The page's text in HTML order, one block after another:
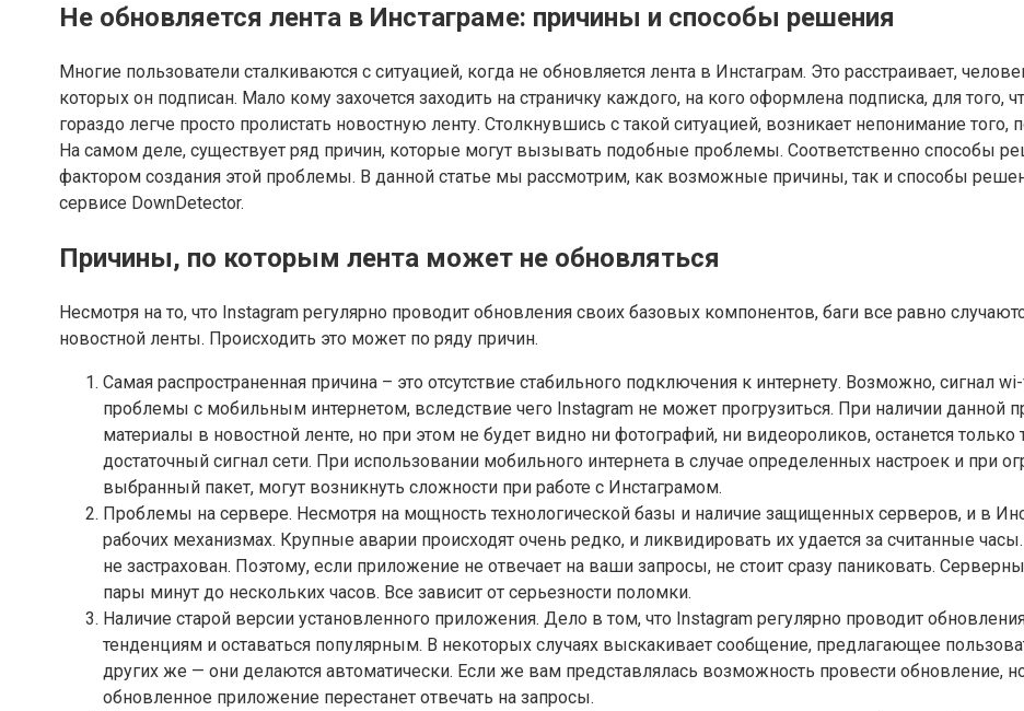
Не обновляется лента в Инстаграме: причины и способы решения
Многие пользователи сталкиваются с ситуацией, когда не обновляется лента в Инстаграм. Это расстраивает,
которых он подписан. Мало кому захочется заходить на страничку каждого, на кого оформлена подписка, для
гораздо легче просто пролистать новостную ленту. Столкнувшись с такой ситуацией, возникает непонимание того,
На самом деле, существует ряд причин, которые могут вызывать подобные проблемы. Соответственно способы
фактором создания этой проблемы. В данной статье мы рассмотрим, как возможные причины, так и способы
сервисе DownDetector.
Причины, по которым лента может не обновляться
Несмотря на то, что Instagram регулярно проводит обновления своих базовых компонентов, баги все равно
новостной ленты. Происходить это может по ряду причин.
Самая распространенная причина – это отсутствие стабильного подключения к интернету. Возможно, сигнал
проблемы с мобильным интернетом, вследствие чего Instagram не может прогрузиться. При наличии данной
материалы в новостной ленте, но при этом не будет видно ни фотографий, ни видеороликов, останется
достаточный сигнал сети. При использовании мобильного интернета в случае определенных настроек и при
выбранный пакет, могут возникнуть сложности при работе с Инстаграмом.
Проблемы на сервере. Несмотря на мощность технологической базы и наличие защищенных серверов, и в
рабочих механизмах. Крупные аварии происходят очень редко, и ликвидировать их удается за считанные
не застрахован. Поэтому, если приложение не отвечает на ваши запросы, не стоит сразу паниковать.
пары минут до нескольких часов. Все зависит от серьезности поломки.
Наличие старой версии установленного приложения. Дело в том, что Instagram регулярно проводит
тенденциям и оставаться популярным. В некоторых случаях выскакивает сообщение, предлагающее
других же — они делаются автоматически. Если же вам представлялась возможность провести обновление,
обновленное приложение перестанет отвечать на запросы.